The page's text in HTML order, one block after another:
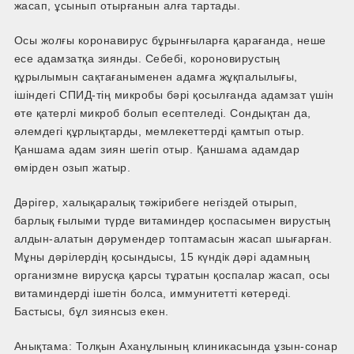
жасап, ұсынып отырғанын алға тартады.
Осы жолғы коронавирус бұрынғыларға қарағанда, неше
есе адамзатқа зиянды. Себебі, короновирустың
құрылымын сақтағаныменен адамға жұқпалылығы,
ішіндегі СПИД-тің микробы бәрі қосылғанда адамзат үшін
өте қатерлі микроб болып есептеледі. Сондықтан да,
әлемдегі құрлықтарды, мемлекеттерді қамтып отыр.
Қаншама адам зиян шегіп отыр. Қаншама адамдар
өмірден озып жатыр.
Дәрігер, халықаралық тәжірибеге негіздей отырып,
барлық ғылыми түрде витаминдер қоспасымен вирустың
алдын-алатын дәрумендер топтамасын жасап шығарған.
Мұны дәрілердің қосындысы, 15 күндік дәрі адамның
организмне вирусқа қарсы тұратын қоспалар жасап, осы
витаминдерді ішетін болса, иммунитетті көтереді.
Бастысы, бұл зиянсыз екен.
Анықтама: Толқын Аханұлының клиникасында ұзын-сонар